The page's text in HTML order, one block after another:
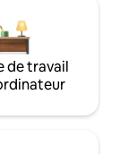
de travail